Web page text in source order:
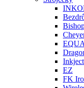
EZ
FK